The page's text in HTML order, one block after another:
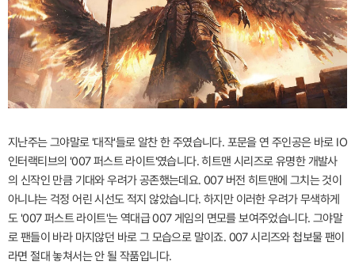
지난주는 그야말로 '대작'들로 알찬 한 주였습니다. 포문을 연 주인공은 바로 IO
인터랙티브의 '007 퍼스트 라이트'였습니다. 히트맨 시리즈로 유명한 개발사
의 신작인 만큼 기대와 우려가 공존했는데요. 007 버전 히트맨에 그치는 것이
아니냐는 걱정 어린 시선도 적지 않았습니다. 하지만 이러한 우려가 무색하게
도 '007 퍼스트 라이트'는 역대급 007 게임의 면모를 보여주었습니다. 그야말
로 팬들이 바라 마지않던 바로 그 모습으로 말이죠. 007 시리즈와 첩보물 팬이
라면 절대 놓쳐서는 안 될 작품입니다.